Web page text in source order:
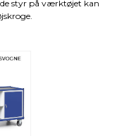
styr på værktøjet kan